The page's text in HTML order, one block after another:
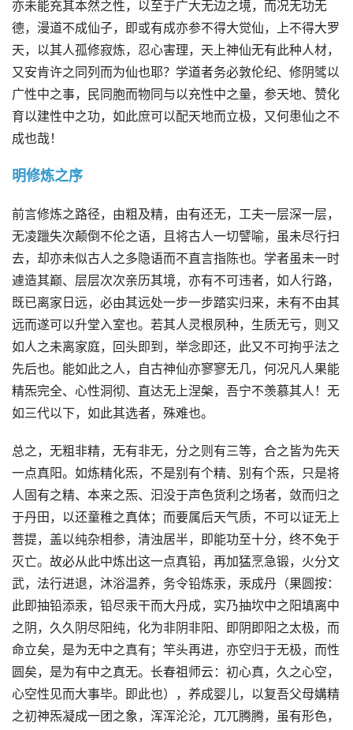
亦未能充其本然之性，以至于广大无边之境，而况无功无
德，漫道不成仙子，即或有成亦参不得大觉仙，上不得大罗
天，以其人孤修寂炼，忍心害理，天上神仙无有此种人材，
又安肯许之同列而为仙也耶？学道者务必敦伦纪、修阴骘以
广性中之事，民同胞而物同与以充性中之量，参天地、赞化
育以建性中之功，如此庶可以配天地而立极，又何患仙之不
成也哉！
明修炼之序
前言修炼之路径，由粗及精，由有还无，工夫一层深一层，
无凌躐失次颠倒不伦之语，且将古人一切譬喻，虽未尽行扫
去，却亦未似古人之多隐语而不直言指陈也。学者虽未一时
遽造其巅、层层次次亲历其境，亦有不可违者，如人行路，
既已离家日远，必由其远处一步一步踏实归来，未有不由其
远而遂可以升堂入室也。若其人灵根夙种，生质无亏，则又
如人之未离家庭，回头即到，举念即还，此又不可拘乎法之
先后也。能如此之人，自古神仙亦寥寥无几，何况凡人果能
精炁完全、心性洞彻、直达无上涅槃，吾宁不羡慕其人！无
如三代以下，如此其选者，殊难也。
总之，无粗非精，无有非无，分之则有三等，合之皆为先天
一点真阳。如炼精化炁，不是别有个精、别有个炁，只是将
人固有之精、本来之炁、汩没于声色货利之场者，敛而归之
于丹田，以还童稚之真体；而要属后天气质，不可以证无上
菩提，盖以纯杂相参，清浊居半，即能功至十分，终不免于
灭亡。故必从此中炼出这一点真铅，再加猛烹急锻，火分文
武，法行进退，沐浴温养，务令铅炼汞，汞成丹（果圆按：
此即抽铅添汞，铅尽汞干而大丹成，实乃抽坎中之阳填离中
之阴，久久阴尽阳纯，化为非阴非阳、即阴即阳之太极，而
命立矣，是为无中之真有；竿头再进，亦空归于无极，而性
圆矣，是为有中之真无。长春祖师云：初心真，久之心空，
心空性见而大事毕。即此也），养成婴儿，以复吾父母媾精
之初神炁凝成一团之象，浑浑沦沦，兀兀腾腾，虽有形色，